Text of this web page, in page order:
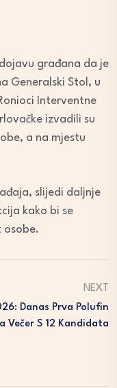
građana da je
Generalski Stol, u
Interventne
izvadili su
a na mjestu
slijedi daljnje
kako bi se
NEXT
Danas Prva Polufin
Večer S 12 Kandidata